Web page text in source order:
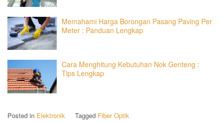
Memahami Harga Borongan Pasang Paving Per
Meter : Panduan Lengkap
Cara Menghitung Kebutuhan Nok Genteng :
Tips Lengkap
Posted in Elektronik Tagged Fiber Optik